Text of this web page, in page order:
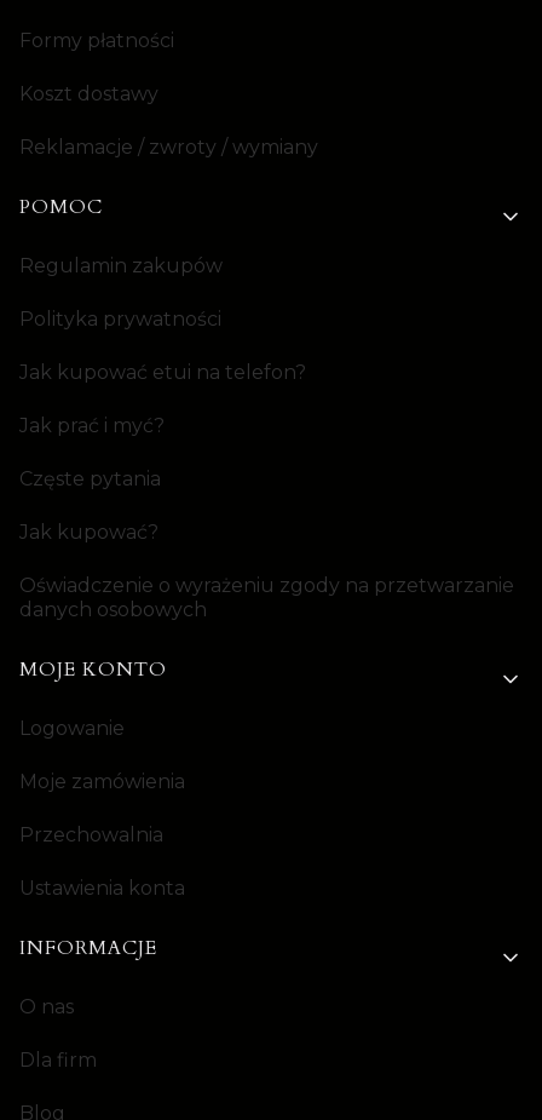
Formy płatności
Koszt dostawy
Reklamacje / zwroty / wymiany
POMOC
Regulamin zakupów
Polityka prywatności
Jak kupować etui na telefon?
Jak prać i myć?
Częste pytania
Jak kupować?
Oświadczenie o wyrażeniu zgody na przetwarzanie
danych osobowych
MOJE KONTO
Logowanie
Moje zamówienia
Przechowalnia
Ustawienia konta
INFORMACJE
O nas
Dla firm
Blog